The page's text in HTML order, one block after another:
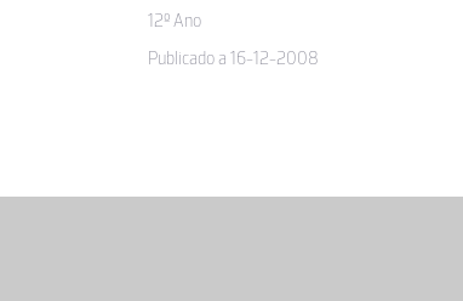
12º Ano
Publicado a 16-12-2008